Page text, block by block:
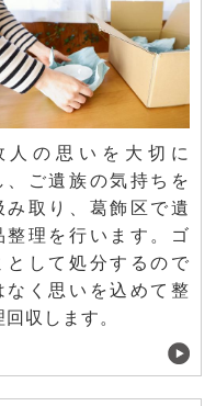
人の思いを大切に
、ご遺族の気持ちを
み取り、葛飾区で遺
整理を行います。ゴ
として処分するので
なく思いを込めて整
回収します。